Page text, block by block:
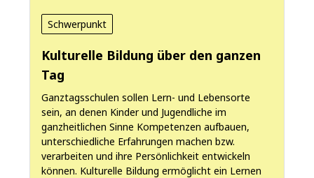
Schwerpunkt
Kulturelle Bildung über den ganzen
Tag
Ganztagsschulen sollen Lern- und Lebensorte
sein, an denen Kinder und Jugendliche im
ganzheitlichen Sinne Kompetenzen aufbauen,
unterschiedliche Erfahrungen machen bzw.
verarbeiten und ihre Persönlichkeit entwickeln
können. Kulturelle Bildung ermöglicht ein Lernen